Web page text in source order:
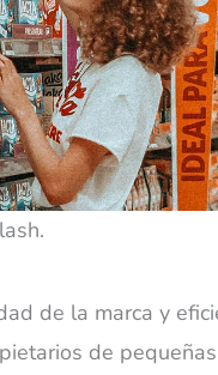
de la marca y
de